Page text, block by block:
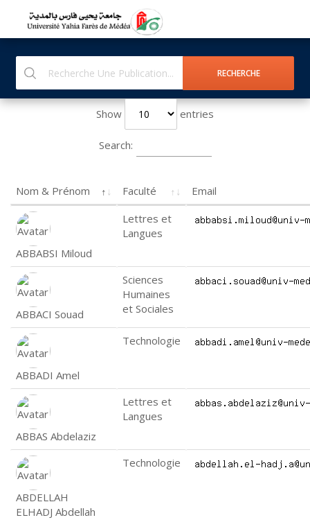
Show entries
Search:
Nom & Prénom Faculté Email
ABBABSI Miloud
Lettres et
Langues
ABBACI Souad
Sciences
Humaines
et Sociales
ABBADI Amel
Technologie
ABBAS Abdelaziz
Lettres et
Langues
ABDELLAH
ELHADJ Abdellah
Technologie